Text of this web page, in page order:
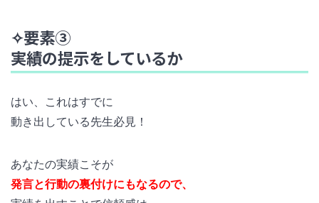
✧要素③
実績の提示をしているか
はい、これはすでに
動き出している先生必見！
あなたの実績こそが
発言と行動の裏付けにもなるので、